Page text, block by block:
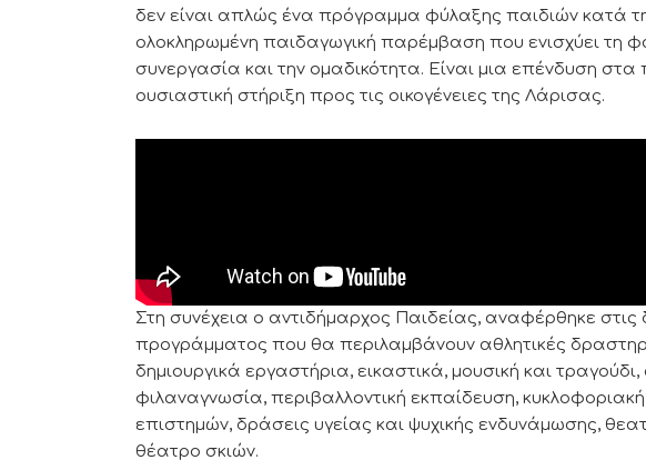
δεν είναι απλώς ένα πρόγραμμα φύλαξης παιδιών κατά
ολοκληρωμένη παιδαγωγική παρέμβαση που ενισχύει τη
συνεργασία και την ομαδικότητα. Είναι μια επένδυση
ουσιαστική στήριξη προς τις οικογένειες της Λάρισας.
Στη συνέχεια ο αντιδήμαρχος Παιδείας, αναφέρθηκε
προγράμματος που θα περιλαμβάνουν αθλητικές
δημιουργικά εργαστήρια, εικαστικά, μουσική και
φιλαναγνωσία, περιβαλλοντική εκπαίδευση,
επιστημών, δράσεις υγείας και ψυχικής ενδυνάμωσης,
θέατρο σκιών.